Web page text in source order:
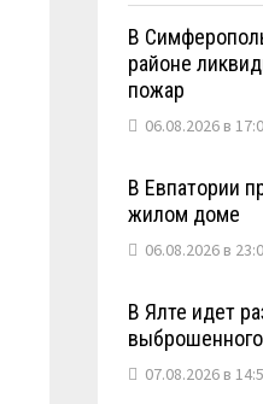
В
районе
пожар
06.08.2026 в
В Евпатории
жилом доме
06.08.2026 в
В Ялте идет
07.08.2026 в